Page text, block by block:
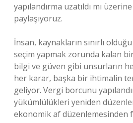
yapılandırma uzatıldı mı
paylaşıyoruz.
İnsan, kaynakların sınırlı
seçim yapmak zorunda kalan
bilgi ve güven gibi unsurların
her karar, başka bir ihtimalin
geliyor. Vergi borcunu
yükümlülükleri yeniden
ekonomik af düzenlemesinden